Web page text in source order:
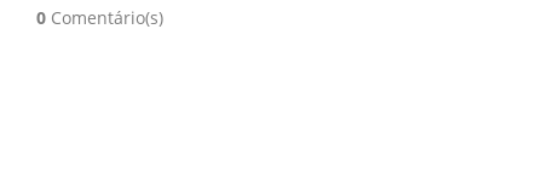
0 Comentário(s)